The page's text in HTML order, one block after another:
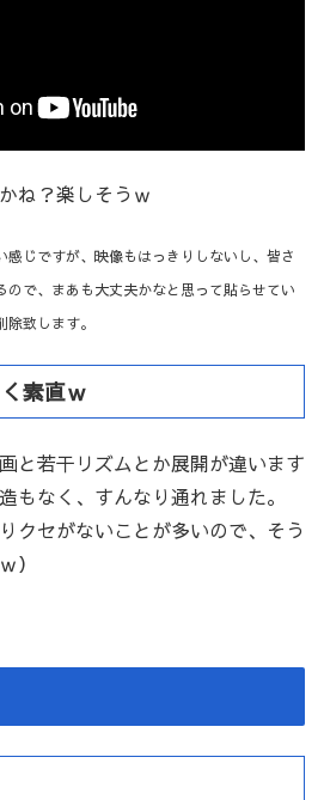
ね？楽しそうｗ
じですが、映像もはっきりしないし、皆さ
ので、まあも大丈夫かなと思って貼らせてい
致します。
素直ｗ
と若干リズムとか展開が違います
もなく、すんなり通れました。
クセがないことが多いので、そう
）